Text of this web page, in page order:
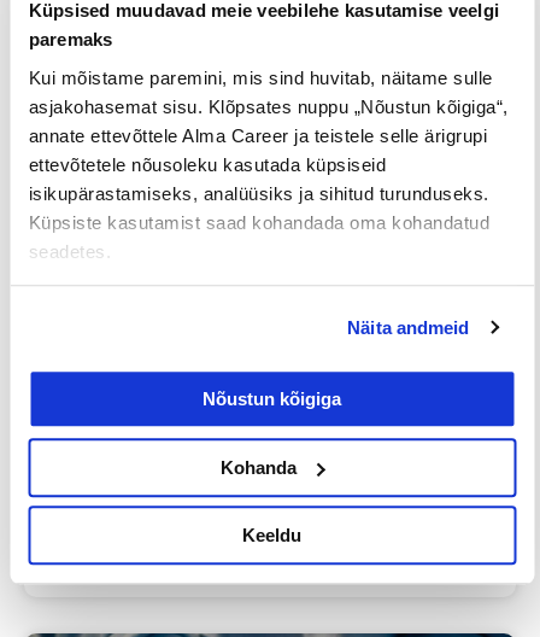
Küpsised muudavad meie veebilehe kasutamise veelgi
paremaks
Kui mõistame paremini, mis sind huvitab, näitame sulle
asjakohasemat sisu. Klõpsates nuppu „Nõustun kõigiga“,
annate ettevõttele Alma Career ja teistele selle ärigrupi
ettevõtetele nõusoleku kasutada küpsiseid
isikupärastamiseks, analüüsiks ja sihitud turunduseks.
Küpsiste kasutamist saad kohandada oma kohandatud
seadetes.
Näita andmeid
Nõustun kõigiga
Kohanda
Keeldu
Iga neljas eestlane on käinud
tööintervjuul ilma tegeliku
vahetuskavatsuseta
23/07/2026